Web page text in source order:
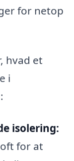
for netop
hvad et
i
isolering:
for at